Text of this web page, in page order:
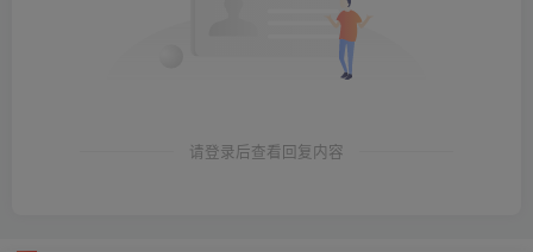
请登录后查看回复内容